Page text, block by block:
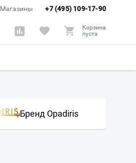
+7 (495) 109-17-90
Магазины
Корзина
пуста
Бренд Opadiris